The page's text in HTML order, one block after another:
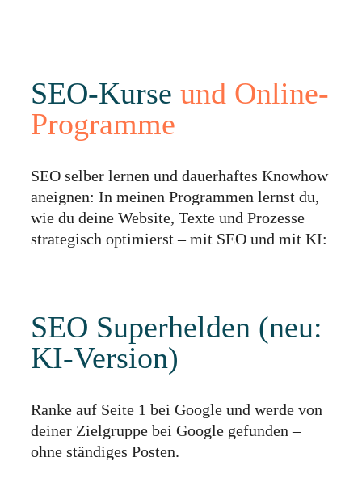
SEO-Kurse und Online-
Programme
SEO selber lernen und dauerhaftes Knowhow
aneignen: In meinen Programmen lernst du,
wie du deine Website, Texte und Prozesse
strategisch optimierst – mit SEO und mit KI:
SEO Superhelden (neu:
KI-Version)
Ranke auf Seite 1 bei Google und werde von
deiner Zielgruppe bei Google gefunden –
ohne ständiges Posten.